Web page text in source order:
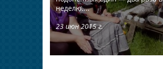
неделю....
23 июн 2015 г.